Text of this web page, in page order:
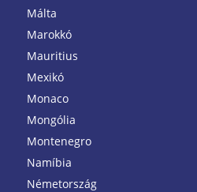
Málta
Marokkó
Mauritius
Mexikó
Monaco
Mongólia
Montenegro
Namíbia
Németország